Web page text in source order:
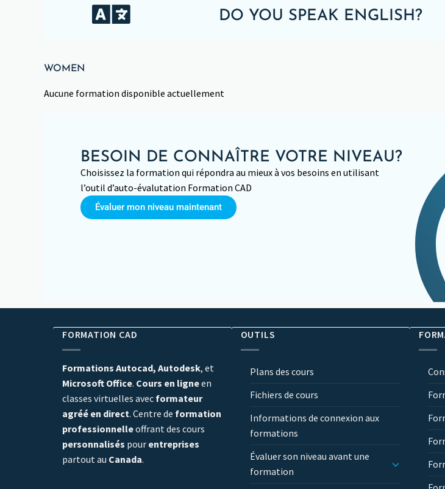
DO YOU SPEAK ENGLISH?
WOMEN
Aucune formation disponible actuellement
BESOIN DE CONNAÎTRE VOTRE NIVEAU?
Choisissez la formation qui répondra au mieux à vos besoins en utilisant
l’outil d’auto-évalutation Formation CAD
Évaluer mon niveau maintenant
FORMATION CAD
Formations Autocad, Autodesk, et
Microsoft Office. Cours en ligneen
classes virtuelles avec formateur
agréé en direct. Centre de formation
professionnelleoffrant des cours
personnalisés pour entreprises
partout au Canada.
OUTILS
Plans des cours
Fichiers de cours
Informations de connexion aux
formations
Évaluer son niveau avant une
formation